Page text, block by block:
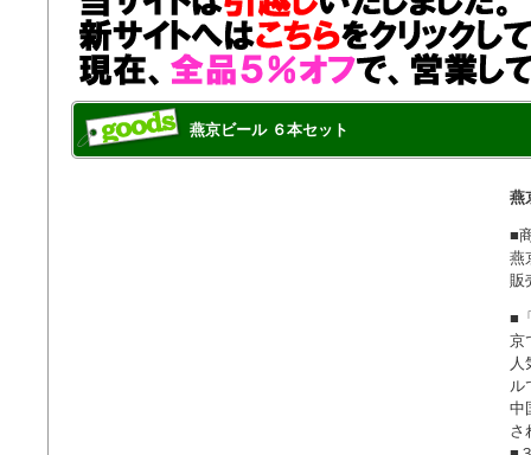
燕京ビール ６本セット
燕
■
燕
販
■
京
人
ル
中
さ